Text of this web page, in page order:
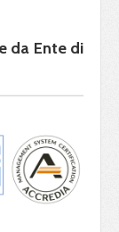
da Ente di